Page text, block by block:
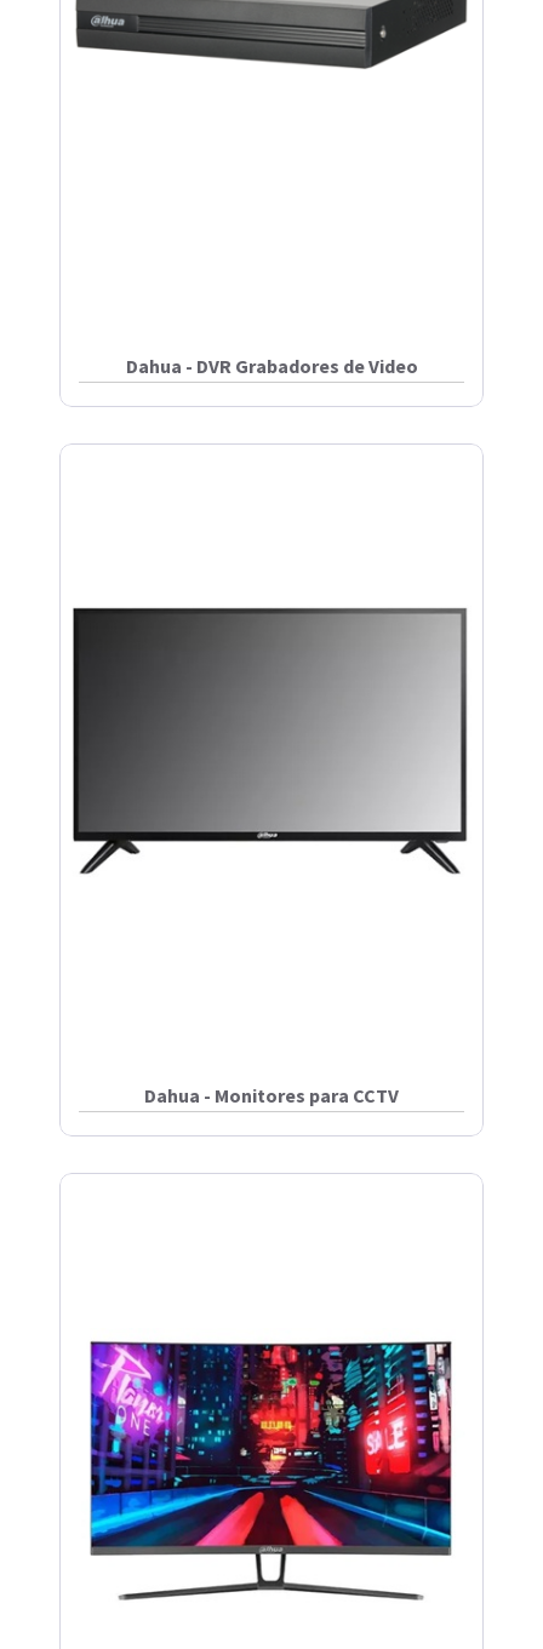
Dahua - DVR Grabadores de Video
Dahua - Monitores para CCTV